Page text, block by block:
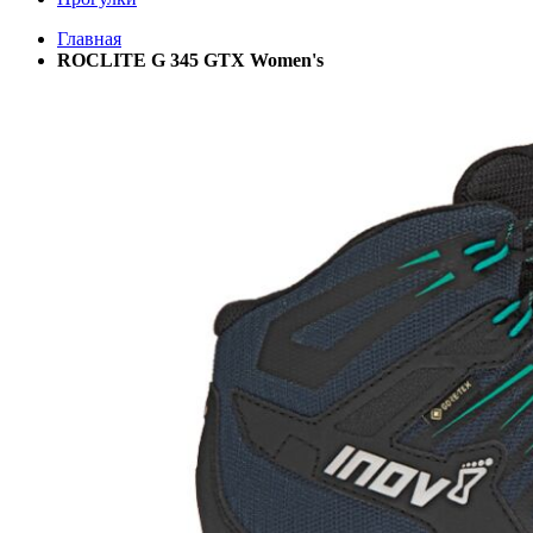
Главная
ROCLITE G 345 GTX Women's